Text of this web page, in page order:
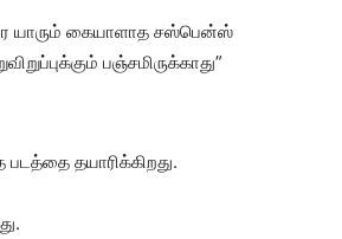
யாரும் கையாளாத சஸ்பென்ஸ்
பஞ்சமிருக்காது”
படத்தை தயாரிக்கிறது.